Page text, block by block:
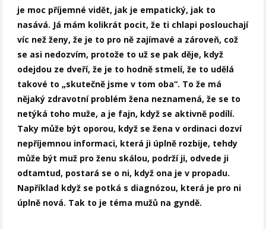
je moc příjemné vidět, jak je empatický, jak to
nasává. Já mám kolikrát pocit, že ti chlapi poslouchají
víc než ženy, že je to pro ně zajímavé a zároveň, což
se asi nedozvím, protože to už se pak děje, když
odejdou ze dveří, že je to hodně stmelí, že to udělá
takové to „skutečně jsme v tom oba“. To že má
nějaký zdravotní problém žena neznamená, že se to
netýká toho muže, a je fajn, když se aktivně podílí.
Taky může být oporou, když se žena v ordinaci dozví
nepříjemnou informaci, která ji úplně rozbije, tehdy
může být muž pro ženu skálou, podrží ji, odvede ji
odtamtud, postará se o ni, když ona je v propadu.
Například když se potká s diagnózou, která je pro ni
úplně nová. Tak to je téma mužů na gyndě.